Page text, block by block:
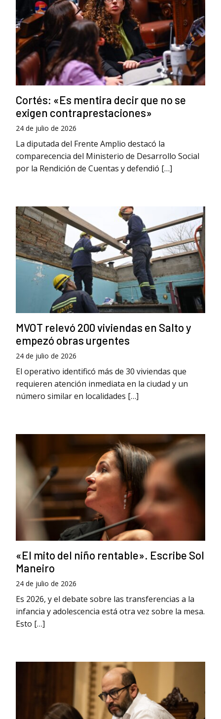
Cortés: «Es mentira decir que no se
exigen contraprestaciones»
24 de julio de 2026
La diputada del Frente Amplio destacó la
comparecencia del Ministerio de Desarrollo Social
por la Rendición de Cuentas y defendió […]
MVOT relevó 200 viviendas en Salto y
empezó obras urgentes
24 de julio de 2026
El operativo identificó más de 30 viviendas que
requieren atención inmediata en la ciudad y un
número similar en localidades […]
«El mito del niño rentable». Escribe Sol
Maneiro
24 de julio de 2026
Es 2026, y el debate sobre las transferencias a la
infancia y adolescencia está otra vez sobre la mesa.
Esto […]